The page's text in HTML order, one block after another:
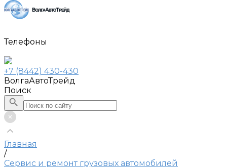
Телефоны
+7 (8442) 430-430
ВолгаАвтоТрейд
Поиск
Главная
/
Сервис и ремонт грузовых автомобилей